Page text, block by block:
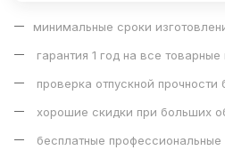
минимальные сроки
гарантия 1 год на все товарные
проверка отпускной прочности
хорошие скидки при больших
бесплатные профессиональные